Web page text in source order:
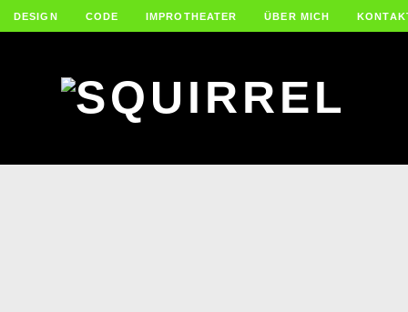
DESIGN CODE IMPROTHEATER ÜBER MICH